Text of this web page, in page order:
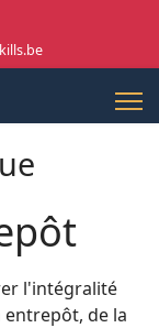
langue
l'intégralité
de la